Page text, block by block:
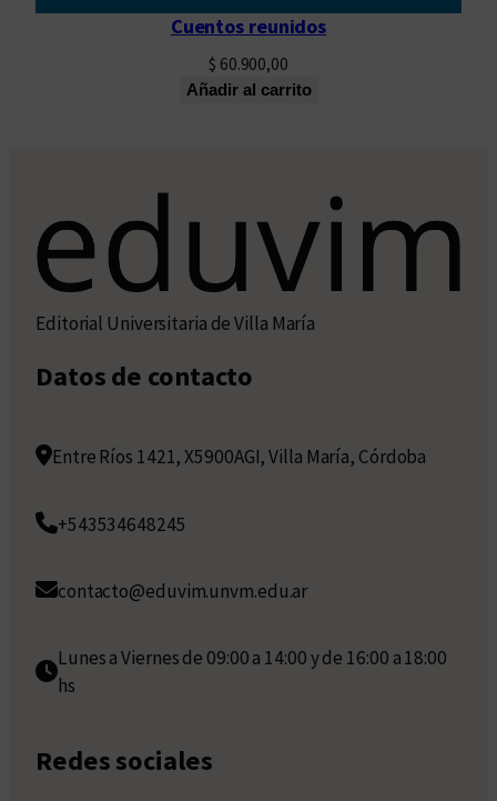
Cuentos reunidos
$ 60.900,00
Añadir al carrito
Editorial Universitaria de Villa María
Datos de contacto
Entre Ríos 1421, X5900AGI, Villa María, Córdoba
+543534648245
contacto@eduvim.unvm.edu.ar
Lunes a Viernes de 09:00 a 14:00 y de 16:00 a 18:00
hs
Redes sociales